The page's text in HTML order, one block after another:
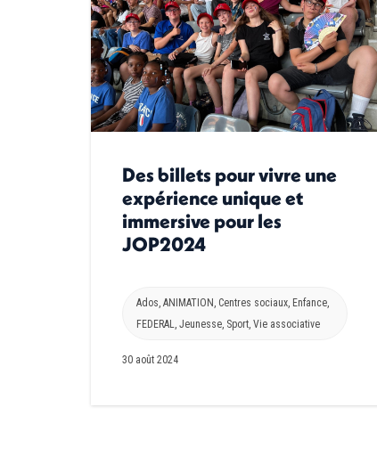
Des billets pour vivre une
expérience unique et
immersive pour les
JOP2024
Ados, ANIMATION , Centres sociaux, Enfance,
FEDERAL, Jeunesse, Sport, Vie associative
30 août 2024